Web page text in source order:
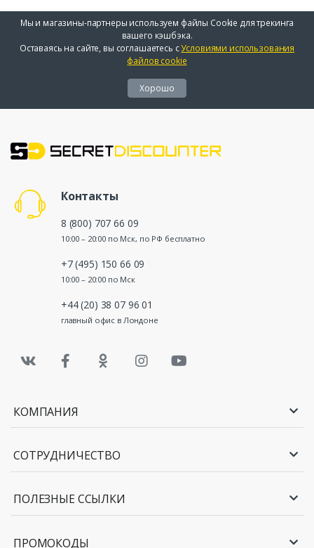
Мы и магазины-партнеры используем файлы Cookie для трекинга
вашего кэшбэка.
Оставаясь на сайте, вы соглашаетесь сУсловиями использования
файлов cookie
Хорошо
Контакты
8 (800) 707 66 09
10:00 – 20:00 по Мск, по РФ бесплатно
+7 (495) 150 66 09
10:00 – 20:00 по Мск
+44 (20) 38 07 96 01
главный офис в Лондоне
КОМПАНИЯ
СОТРУДНИЧЕСТВО
ПОЛЕЗНЫЕ ССЫЛКИ
ПРОМОКОДЫ